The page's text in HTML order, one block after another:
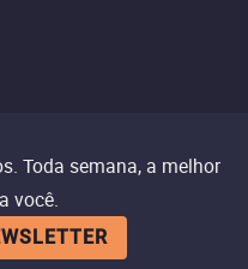
Toda semana, a melhor
você.